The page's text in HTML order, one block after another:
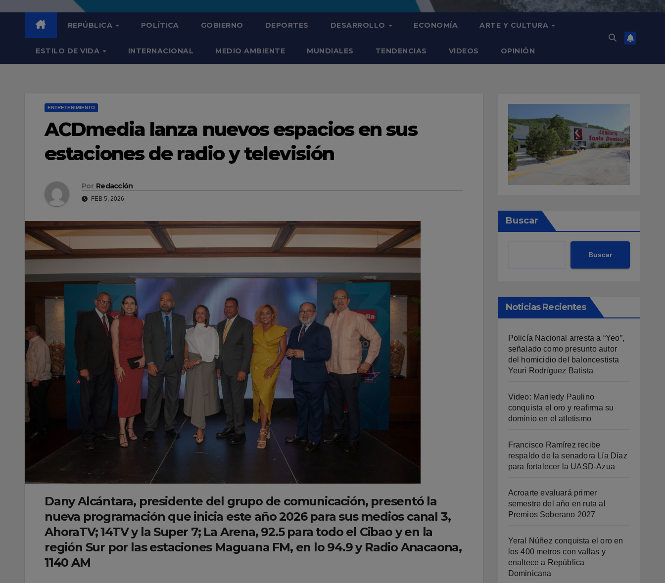
REPÚBLICA POLÍTICA GOBIERNO DEPORTES DESARROLLO ECONOMÍA ARTE Y CULTURA
ESTILO DE VIDA INTERNACIONAL MEDIO AMBIENTE MUNDIALES TENDENCIAS VIDEOS OPINIÓN
ENTRETENIMIENTO
ACDmedia lanza nuevos espacios en sus
estaciones de radio y televisión
Por Redacción
FEB 5, 2026
Dany Alcántara, presidente del grupo de comunicación, presentó la
nueva programación que inicia este año 2026 para sus medios canal 3,
AhoraTV; 14TV y la Super 7; La Arena, 92.5 para todo el Cibao y en la
región Sur por las estaciones Maguana FM, en lo 94.9 y Radio Anacaona,
1140 AM
Buscar
Buscar
Noticias Recientes
Policía Nacional arresta a “Yeo”,
señalado como presunto autor
del homicidio del baloncestista
Yeuri Rodríguez Batista
Video: Mariledy Paulino
conquista el oro y reafirma su
dominio en el atletismo
Francisco Ramírez recibe
respaldo de la senadora Lía Díaz
para fortalecer la UASD-Azua
Acroarte evaluará primer
semestre del año en ruta al
Premios Soberano 2027
Yeral Núñez conquista el oro en
los 400 metros con vallas y
enaltece a República
Dominicana